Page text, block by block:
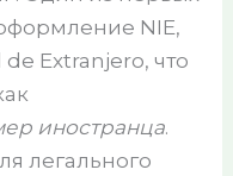
NIE,
Extranjero, что
иностранца.
легального